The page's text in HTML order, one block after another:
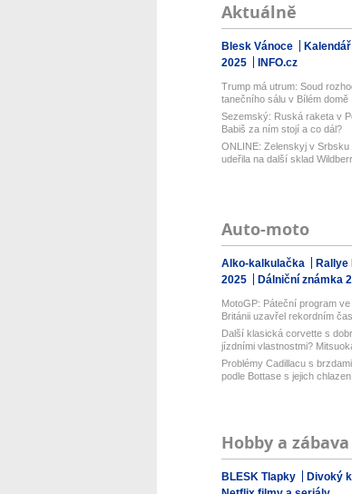
Aktuálně
Blesk Vánoce
2025
INFO.cz
Trump má utrum: Soud
tanečního sálu v Bílém domě
Sezemský: Ruská raketa v
Babiš za ním stojí a co dál?
ONLINE: Zelenskyj v Srbsku
udeřila na další sklad
Auto-moto
Alko-kalkulačka
Rallye
2025
Dálniční známka
MotoGP: Páteční program ve
Británii uzavřel rekordním
Další klasická corvette s
jízdními vlastnostmi?
Problémy Cadillacu s
podle Bottase s jejich
Hobby a zábava
BLESK Tlapky
Divoký